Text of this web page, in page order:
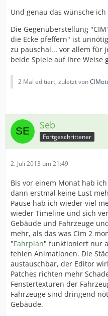
Und genau das wünsche
Die Gegenüberstellung
die Ecke pfeffern" ist
zu pauschal... vor allem für
beide Spiele auf Ihre Weise
2 Mal editiert, zuletzt von
Seb
Fortgeschrittener
2. Juli 2013 um 21:49
Bis vor einem Monat hab
dann erstmal keine Lust
Pause hab ich wieder viel
wieder Timeline und sich
Gebäude und Fahrzeuge
mehr, als das was Cim 2
"Fahrplan" funktioniert nur
fehlen Animationen. Die
austauschbar, der Editor
Patches richten mehr
Fenstertexturen der
Fahrzeuge sind dringend
Gebäude.